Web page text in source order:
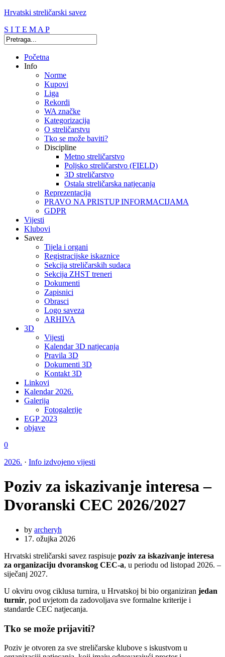
Hrvatski streličarski savez
S I T E M A P
Početna
Info
Norme
Kupovi
Liga
Rekordi
WA značke
Kategorizacija
O streličarstvu
Tko se može baviti?
Discipline
Metno streličarstvo
Poljsko streličarstvo (FIELD)
3D streličarstvo
Ostala streličarska natjecanja
Reprezentacija
PRAVO NA PRISTUP INFORMACIJAMA
GDPR
Vijesti
Klubovi
Savez
Tijela i organi
Registracijske iskaznice
Sekcija streličarskih sudaca
Sekcija ZHST treneri
Dokumenti
Zapisnici
Obrasci
Logo saveza
ARHIVA
3D
Vijesti
Kalendar 3D natjecanja
Pravila 3D
Dokumenti 3D
Kontakt 3D
Linkovi
Kalendar 2026.
Galerija
Fotogalerije
EGP 2023
objave
0
2026. · Info izdvojeno vijesti
Poziv za iskazivanje interesa –
Dvoranski CEC 2026/2027
by archeryh
17. ožujka 2026
Hrvatski streličarski savez raspisuje poziv za iskazivanje interesa
za organizaciju dvoranskog CEC-a, u periodu od listopad 2026. –
siječanj 2027.
U okviru ovog ciklusa turnira, u Hrvatskoj bi bio organiziran jedan
turnir, pod uvjetom da zadovoljava sve formalne kriterije i
standarde CEC natjecanja.
Tko se može prijaviti?
Poziv je otvoren za sve streličarske klubove s iskustvom u